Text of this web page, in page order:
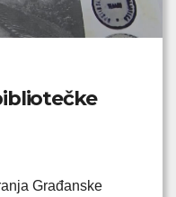
Građanske